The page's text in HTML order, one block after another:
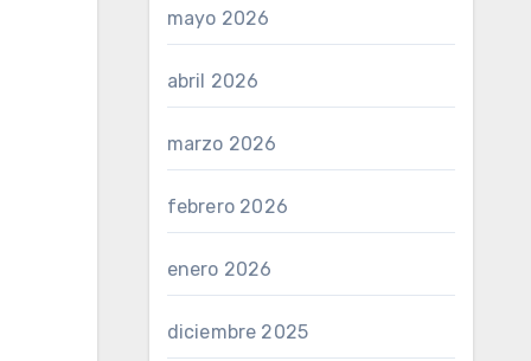
mayo 2026
abril 2026
marzo 2026
febrero 2026
enero 2026
diciembre 2025